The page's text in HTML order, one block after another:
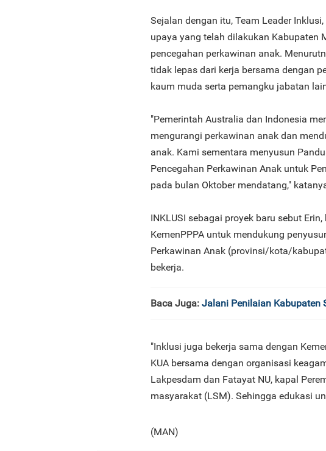
Sejalan dengan itu, Team Leader
upaya yang telah dilakukan Kabupaten
pencegahan perkawinan anak.
tidak lepas dari kerja bersama dengan
kaum muda serta pemangku jabatan
"Pemerintah Australia dan Indonesia
mengurangi perkawinan anak dan
anak. Kami sementara menyusun
Pencegahan Perkawinan Anak untuk
pada bulan Oktober mendatang,"
INKLUSI sebagai proyek baru sebut
KemenPPPA untuk mendukung
Perkawinan Anak (provinsi/kota/
bekerja.
Baca Juga: Jalani Penilaian Kabupaten
"Inklusi juga bekerja sama dengan
KUA bersama dengan organisasi
Lakpesdam dan Fatayat NU, kapal
masyarakat (LSM). Sehingga edukasi
(MAN)